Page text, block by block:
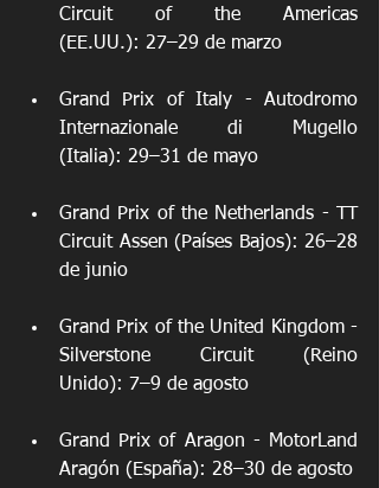
Circuit of the Americas
(EE.UU.): 27–29 de marzo
Grand Prix of Italy - Autodromo
Internazionale di Mugello
(Italia): 29–31 de mayo
Grand Prix of the Netherlands - TT
Circuit Assen (Países Bajos): 26–28
de junio
Grand Prix of the United Kingdom -
Silverstone Circuit (Reino
Unido): 7–9 de agosto
Grand Prix of Aragon - MotorLand
Aragón (España): 28–30 de agosto